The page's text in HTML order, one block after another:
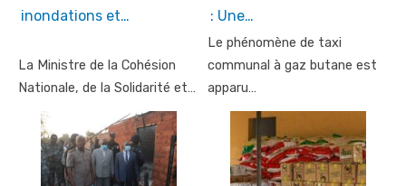
inondations et…
La Ministre de la Cohésion
Nationale, de la Solidarité et…
: Une…
Le phénomène de taxi
communal à gaz butane est
apparu…